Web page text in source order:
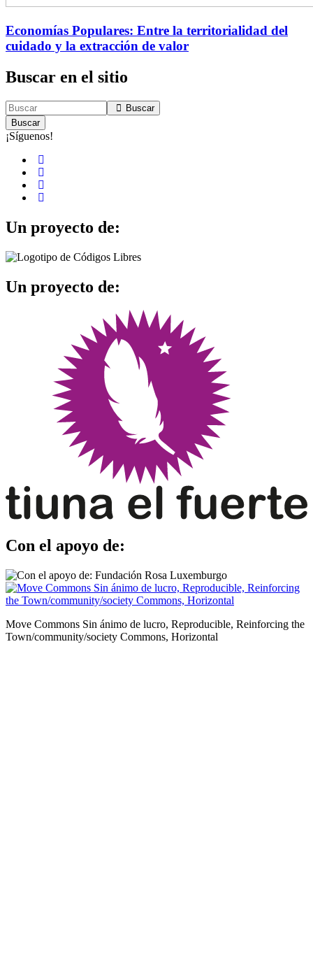
Economías Populares: Entre la territorialidad del
cuidado y la extracción de valor
Buscar en el sitio
Buscar
Buscar
¡Síguenos!
Un proyecto de:
Un proyecto de:
Con el apoyo de:
Move Commons Sin ánimo de lucro, Reproducible, Reinforcing the
Town/community/society Commons, Horizontal